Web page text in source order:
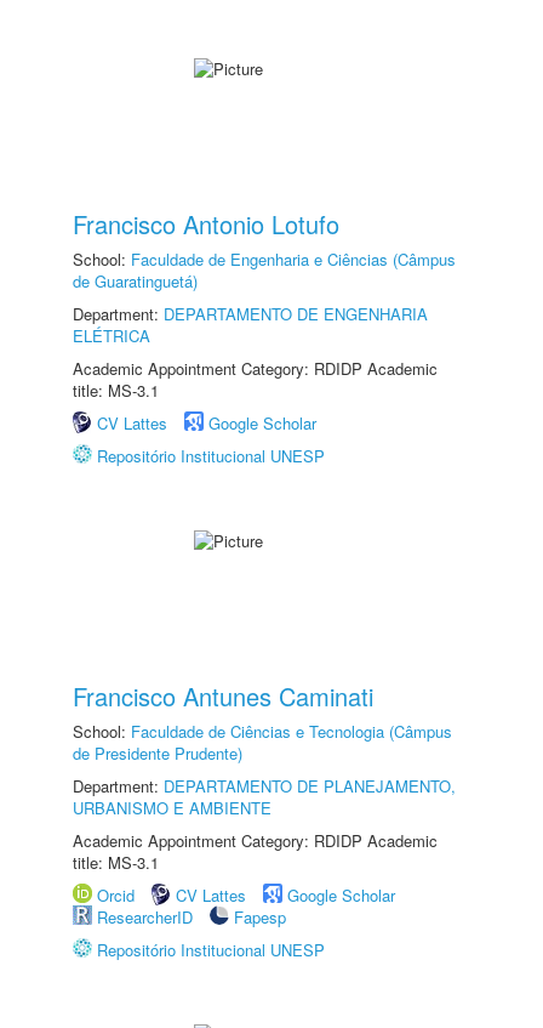
Francisco Antonio Lotufo
School: Faculdade de Engenharia e Ciências (Câmpus
de Guaratinguetá)
Department: DEPARTAMENTO DE ENGENHARIA
ELÉTRICA
Academic Appointment Category: RDIDP Academic
title: MS-3.1
CV Lattes
Google Scholar
Repositório Institucional UNESP
Francisco Antunes Caminati
School: Faculdade de Ciências e Tecnologia (Câmpus
de Presidente Prudente)
Department: DEPARTAMENTO DE PLANEJAMENTO,
URBANISMO E AMBIENTE
Academic Appointment Category: RDIDP Academic
title: MS-3.1
Orcid
CV Lattes
Google Scholar
ResearcherID
Fapesp
Repositório Institucional UNESP